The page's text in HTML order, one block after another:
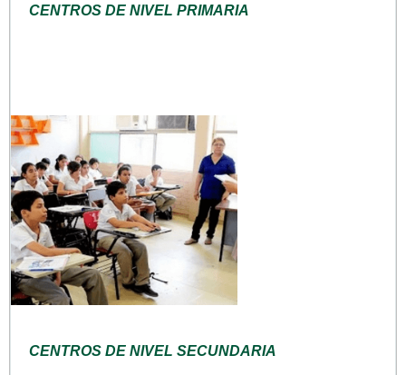
CENTROS DE NIVEL PRIMARIA
CENTROS DE NIVEL SECUNDARIA